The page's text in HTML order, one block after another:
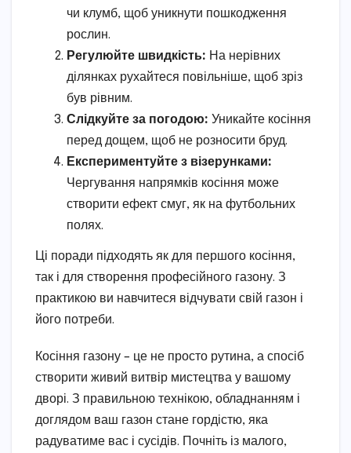
чи клумб, щоб уникнути пошкодження
рослин.
Регулюйте швидкість: На нерівних
ділянках рухайтеся повільніше, щоб зріз
був рівним.
Слідкуйте за погодою: Уникайте косіння
перед дощем, щоб не розносити бруд.
Експериментуйте з візерунками:
Чергування напрямків косіння може
створити ефект смуг, як на футбольних
полях.
Ці поради підходять як для першого косіння,
так і для створення професійного газону. З
практикою ви навчитеся відчувати свій газон і
його потреби.
Косіння газону – це не просто рутина, а спосіб
створити живий витвір мистецтва у вашому
дворі. З правильною технікою, обладнанням і
доглядом ваш газон стане гордістю, яка
радуватиме вас і сусідів. Почніть із малого,